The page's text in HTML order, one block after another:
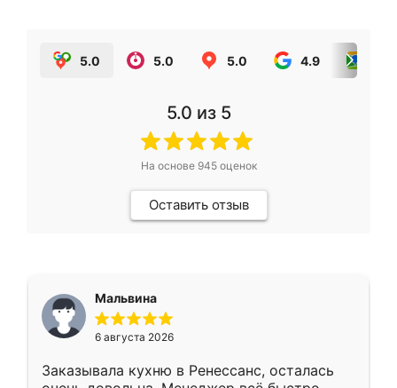
5.0 5.0 5.0 4.9
5.0 из 5
На основе 945оценок
Оставить отзыв
Мальвина
6 августа 2026
Заказывала кухню в Ренессанс, осталась